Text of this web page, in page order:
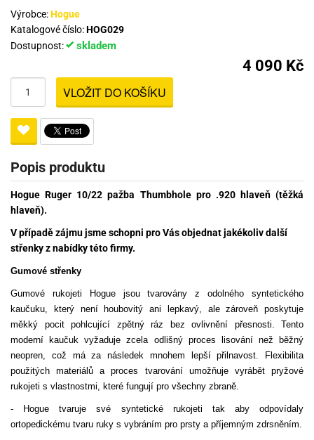
Výrobce:Hogue
Katalogové číslo:HOG029
Dostupnost:
skladem
4 090 Kč
VLOŽIT DO KOŠÍKU
Popis produktu
Hogue Ruger 10/22 pažba Thumbhole pro .920 hlaveň (těžká
hlaveň).
V případě zájmu jsme schopni pro Vás objednat jakékoliv další
střenky z nabídky této firmy.
Gumové střenky
Gumové rukojeti Hogue jsou tvarovány z odolného syntetického
kaučuku, který není houbovitý ani lepkavý, ale zároveň poskytuje
měkký pocit pohlcující zpětný ráz bez ovlivnění přesnosti. Tento
moderní kaučuk vyžaduje zcela odlišný proces lisování než běžný
neopren, což má za následek mnohem lepší přilnavost. Flexibilita
použitých materiálů a proces tvarování umožňuje vyrábět pryžové
rukojeti s vlastnostmi, které fungují pro všechny zbraně.
- Hogue tvaruje své syntetické rukojeti tak aby odpovídaly
ortopedickému tvaru ruky s vybráním pro prsty a příjemným zdrsněním.